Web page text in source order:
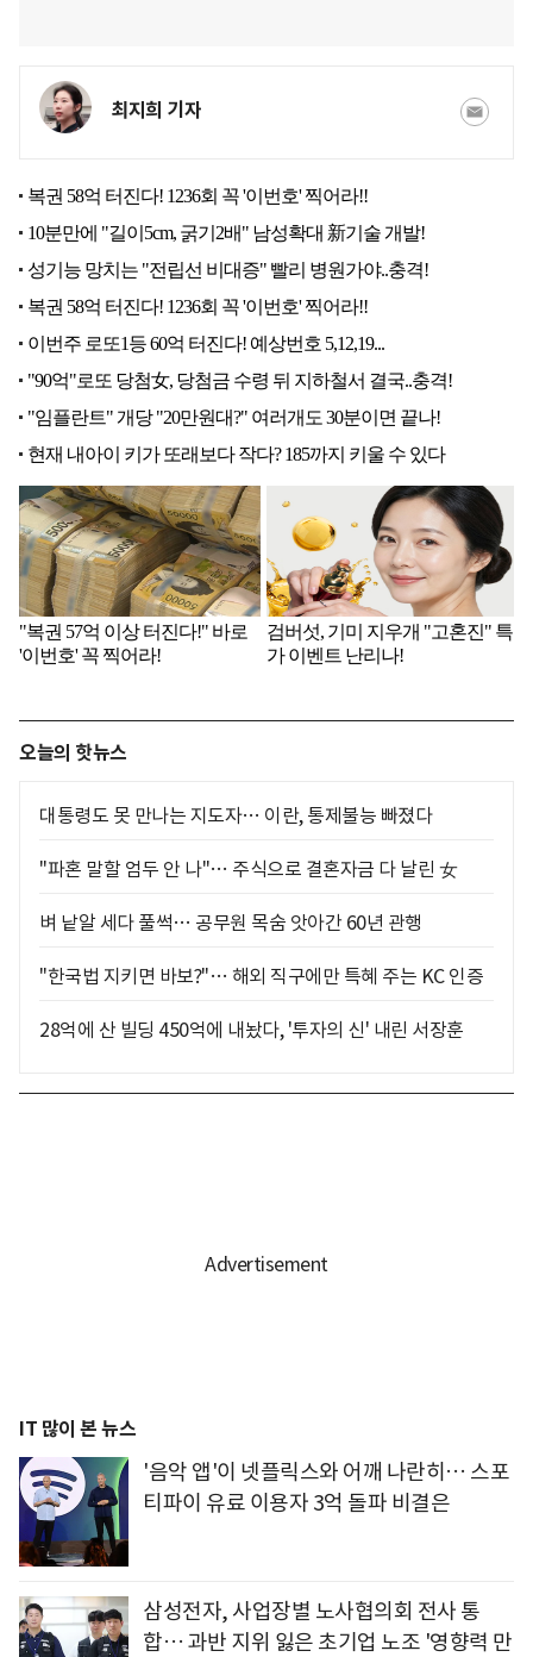
최지희 기자
오늘의 핫뉴스
대통령도 못 만나는 지도자… 이란, 통제불능 빠졌다
"파혼 말할 엄두 안 나"… 주식으로 결혼자금 다 날린 女
벼 낱알 세다 풀썩… 공무원 목숨 앗아간 60년 관행
"한국법 지키면 바보?"… 해외 직구에만 특혜 주는 KC 인증
28억에 산 빌딩 450억에 내놨다, '투자의 신' 내린 서장훈
IT 많이 본 뉴스
'음악 앱'이 넷플릭스와 어깨 나란히… 스포
티파이 유료 이용자 3억 돌파 비결은
삼성전자, 사업장별 노사협의회 전사 통
합… 과반 지위 잃은 초기업 노조 '영향력 만